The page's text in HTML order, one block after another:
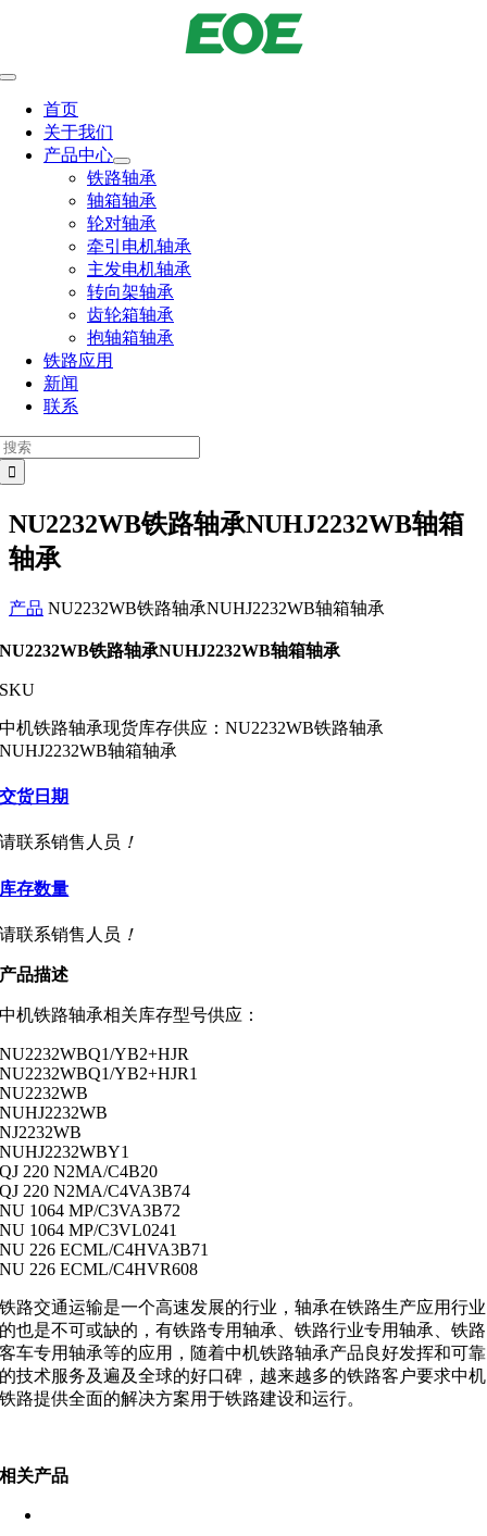
容
切
首页
关于我们
产品中心
铁路轴承
轴箱轴承
轮对轴承
牵引电机轴承
主发电机轴承
转向架轴承
齿轮箱轴承
抱轴箱轴承
铁路应用
新闻
联系
：
NU2232WB铁路轴承NUHJ2232WB轴箱
轴承
产品 NU2232WB铁路轴承NUHJ2232WB轴箱轴承
NU2232WB铁路轴承NUHJ2232WB轴箱轴承
SKU
中机铁路轴承现货库存供应：NU2232WB铁路轴承
NUHJ2232WB轴箱轴承
交货日期
请联系销售人员 ！
库存数量
请联系销售人员 ！
产品描述
中机铁路轴承相关库存型号供应：
NU2232WBQ1/YB2+HJR
NU2232WBQ1/YB2+HJR1
NU2232WB
NUHJ2232WB
NJ2232WB
NUHJ2232WBY1
QJ 220 N2MA/C4B20
QJ 220 N2MA/C4VA3B74
NU 1064 MP/C3VA3B72
NU 1064 MP/C3VL0241
NU 226 ECML/C4HVA3B71
NU 226 ECML/C4HVR608
铁路交通运输是一个高速发展的行业，轴承在铁路生产应用行业
的也是不可或缺的，有铁路专用轴承、铁路行业专用轴承、铁路
客车专用轴承等的应用，随着中机铁路轴承产品良好发挥和可靠
的技术服务及遍及全球的好口碑，越来越多的铁路客户要求中机
铁路提供全面的解决方案用于铁路建设和运行。
相关产品